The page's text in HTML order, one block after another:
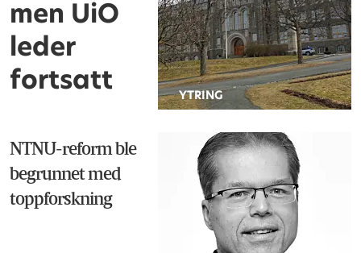
YTRING
men UiO
leder
fortsatt
NTNU-reform ble
begrunnet med
toppforskning